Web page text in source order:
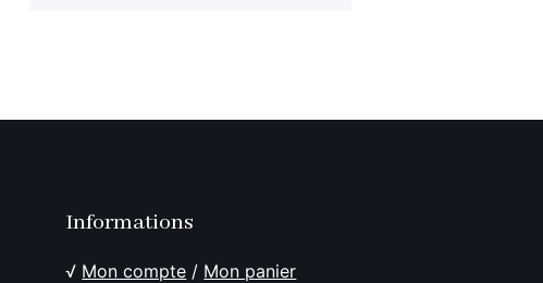
Informations
√ Mon compte / Mon panier